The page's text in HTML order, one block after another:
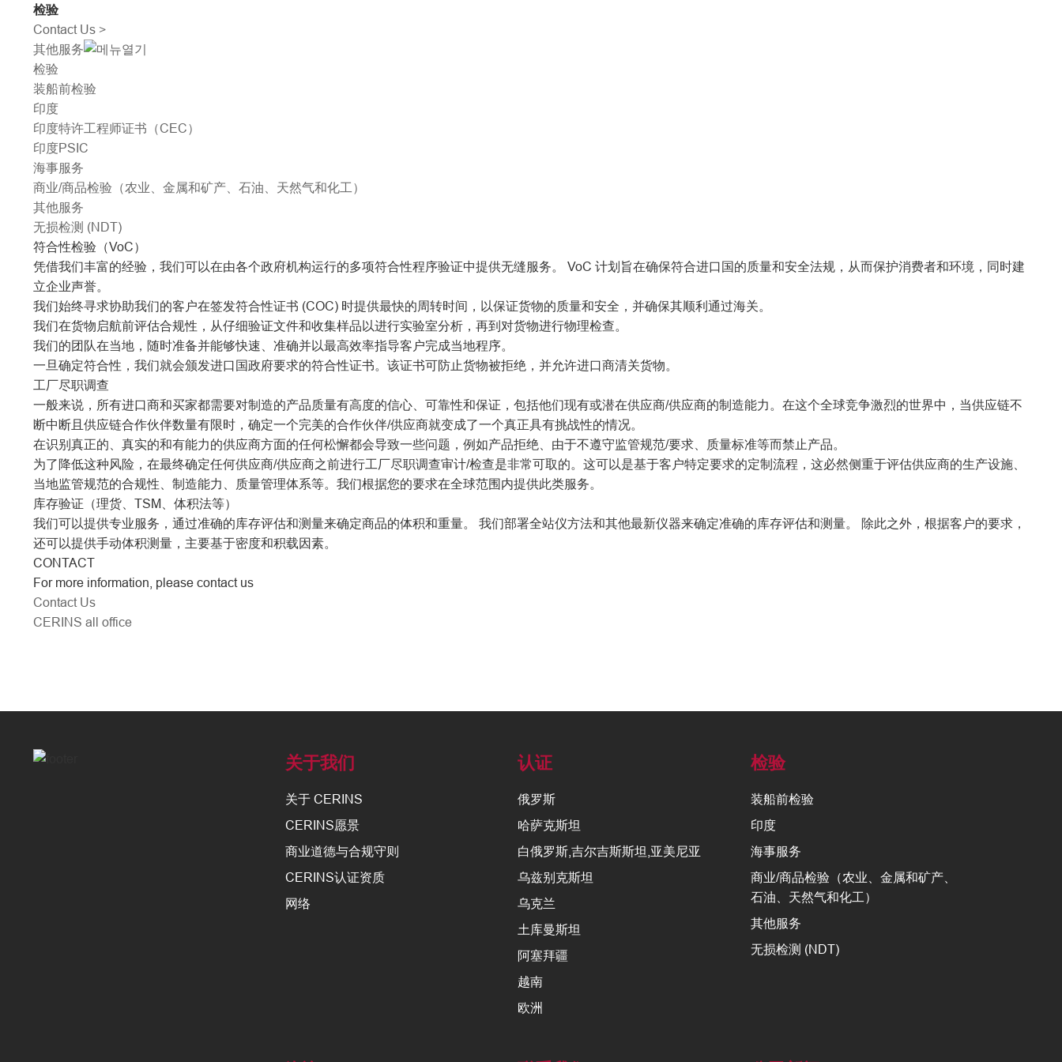
检验
Contact Us >
其他服务
检验
装船前检验
印度
印度特许工程师证书（CEC）
印度PSIC
海事服务
商业/商品检验（农业、金属和矿产、石油、天然气和化工）
其他服务
无损检测 (NDT)
符合性检验（VoC）
凭借我们丰富的经验，我们可以在由各个政府机构运行的多项符合性程序验证中提供无缝服务。 VoC 计划旨在确保符合进口国的质量和安全法规，从而保护消费者和环境，同时建
立企业声誉。
我们始终寻求协助我们的客户在签发符合性证书 (COC) 时提供最快的周转时间，以保证货物的质量和安全，并确保其顺利通过海关。
我们在货物启航前评估合规性，从仔细验证文件和收集样品以进行实验室分析，再到对货物进行物理检查。
我们的团队在当地，随时准备并能够快速、准确并以最高效率指导客户完成当地程序。
一旦确定符合性，我们就会颁发进口国政府要求的符合性证书。该证书可防止货物被拒绝，并允许进口商清关货物。
工厂尽职调查
一般来说，所有进口商和买家都需要对制造的产品质量有高度的信心、可靠性和保证，包括他们现有或潜在供应商/供应商的制造能力。在这个全球竞争激烈的世界中，当供应链不
断中断且供应链合作伙伴数量有限时，确定一个完美的合作伙伴/供应商就变成了一个真正具有挑战性的情况。
在识别真正的、真实的和有能力的供应商方面的任何松懈都会导致一些问题，例如产品拒绝、由于不遵守监管规范/要求、质量标准等而禁止产品。
为了降低这种风险，在最终确定任何供应商/供应商之前进行工厂尽职调查审计/检查是非常可取的。这可以是基于客户特定要求的定制流程，这必然侧重于评估供应商的生产设施、
当地监管规范的合规性、制造能力、质量管理体系等。我们根据您的要求在全球范围内提供此类服务。
库存验证（理货、TSM、体积法等）
我们可以提供专业服务，通过准确的库存评估和测量来确定商品的体积和重量。 我们部署全站仪方法和其他最新仪器来确定准确的库存评估和测量。 除此之外，根据客户的要求，
还可以提供手动体积测量，主要基于密度和积载因素。
CONTACT
For more information, please contact us
Contact Us
CERINS all office
关于我们
关于 CERINS
CERINS愿景
商业道德与合规守则
CERINS认证资质
网络
认证
俄罗斯
哈萨克斯坦
白俄罗斯,吉尔吉斯斯坦,亚美尼亚
乌兹别克斯坦
乌克兰
土库曼斯坦
阿塞拜疆
越南
欧洲
检验
装船前检验
印度
海事服务
商业/商品检验（农业、金属和矿产、
石油、天然气和化工）
其他服务
无损检测 (NDT)